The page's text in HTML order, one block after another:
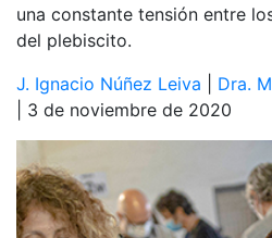
una constante tensión entre
del plebiscito.
J. Ignacio Núñez Leiva
Dra.
| 3 de noviembre de 2020